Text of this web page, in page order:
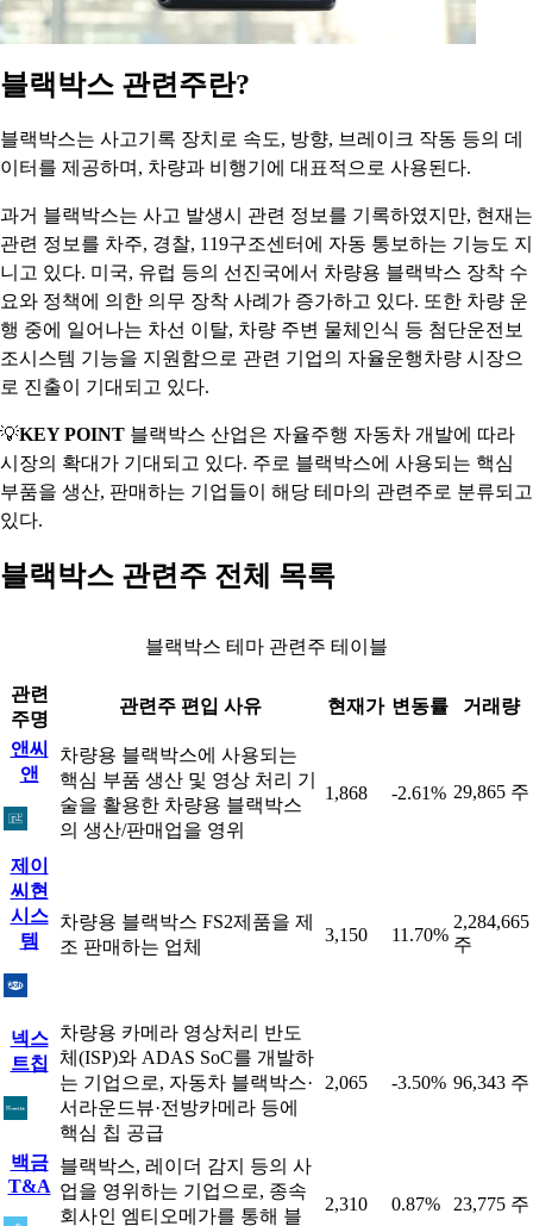
블랙박스 관련주란?
블랙박스는 사고기록 장치로 속도, 방향, 브레이크 작동 등의 데
이터를 제공하며, 차량과 비행기에 대표적으로 사용된다.
과거 블랙박스는 사고 발생시 관련 정보를 기록하였지만, 현재는
관련 정보를 차주, 경찰, 119구조센터에 자동 통보하는 기능도 지
니고 있다. 미국, 유럽 등의 선진국에서 차량용 블랙박스 장착 수
요와 정책에 의한 의무 장착 사례가 증가하고 있다. 또한 차량 운
행 중에 일어나는 차선 이탈, 차량 주변 물체인식 등 첨단운전보
조시스템 기능을 지원함으로 관련 기업의 자율운행차량 시장으
로 진출이 기대되고 있다.
💡KEY POINT 블랙박스 산업은 자율주행 자동차 개발에 따라
시장의 확대가 기대되고 있다. 주로 블랙박스에 사용되는 핵심
부품을 생산, 판매하는 기업들이 해당 테마의 관련주로 분류되고
있다.
블랙박스 관련주 전체 목록
블랙박스 테마 관련주 테이블
관련
주명
관련주 편입 사유 현재가 변동률 거래량
앤씨
앤
차량용 블랙박스에 사용되는
핵심 부품 생산 및 영상 처리 기
술을 활용한 차량용 블랙박스
의 생산/판매업을 영위
1,868 -2.61% 29,865 주
제이
씨현
시스
템
차량용 블랙박스 FS2제품을 제
조 판매하는 업체
3,150 11.70%
2,284,665
주
넥스
트칩
차량용 카메라 영상처리 반도
체(ISP)와 ADAS SoC를 개발하
는 기업으로, 자동차 블랙박스·
서라운드뷰·전방카메라 등에
핵심 칩 공급
2,065 -3.50% 96,343 주
백금
T&A
블랙박스, 레이더 감지 등의 사
업을 영위하는 기업으로, 종속
회사인 엠티오메가를 통해 블
2,310 0.87% 23,775 주